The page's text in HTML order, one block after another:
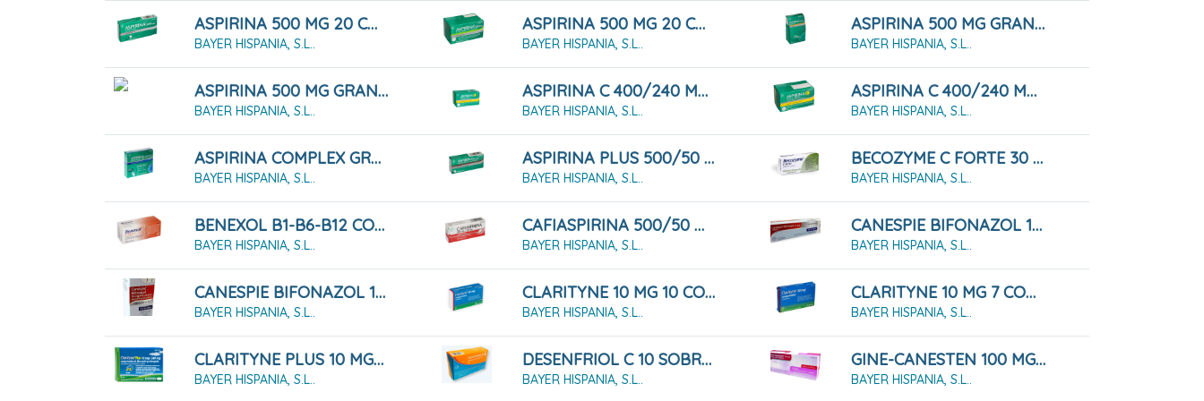
ASPIRINA 500 MG 20 COMPRIMIDOS
BAYER HISPANIA, S.L..
ASPIRINA 500 MG 20 COMPRIMIDOS EFERVESCENTES
BAYER HISPANIA, S.L..
ASPIRINA 500 MG GRANULADO 10 SOBRES
BAYER HISPANIA, S.L..
ASPIRINA 500 MG GRANULADO 20 SOBRES
BAYER HISPANIA, S.L..
ASPIRINA C 400/240 MG 10 COMPRIMIDOS EFERVESCENTES
BAYER HISPANIA, S.L..
ASPIRINA C 400/240 MG 20 COMPRIMIDOS EFERVESCENTES
BAYER HISPANIA, S.L..
ASPIRINA COMPLEX GRANULADO EFERVESCENTE 10 SOBRES
BAYER HISPANIA, S.L..
ASPIRINA PLUS 500/50 MG 20 COMPRIMIDOS
BAYER HISPANIA, S.L..
BECOZYME C FORTE 30 GRAGEAS
BAYER HISPANIA, S.L..
BENEXOL B1-B6-B12 COMPRIMIDOS RECUBIERTOS CON PELÍCULA
BAYER HISPANIA, S.L..
CAFIASPIRINA 500/50 MG 20 COMPRIMIDOS
BAYER HISPANIA, S.L..
CANESPIE BIFONAZOL 10 MG/G CREMA 20 GRAMOS
BAYER HISPANIA, S.L..
CANESPIE BIFONAZOL 10 MG/ML SOLUCION PARA PULVERIZACION CUTANEA , 30 ML
BAYER HISPANIA, S.L..
CLARITYNE 10 MG 10 COMPRIMIDOS
BAYER HISPANIA, S.L..
CLARITYNE 10 MG 7 COMPRIMIDOS
BAYER HISPANIA, S.L..
CLARITYNE PLUS 10 MG/240 MG 7 COMPRIMIDOS
BAYER HISPANIA, S.L..
DESENFRIOL C 10 SOBRES
BAYER HISPANIA, S.L..
GINE-CANESTEN 100 MG 6 COMPRIMIDOS VAGINALES
BAYER HISPANIA, S.L..